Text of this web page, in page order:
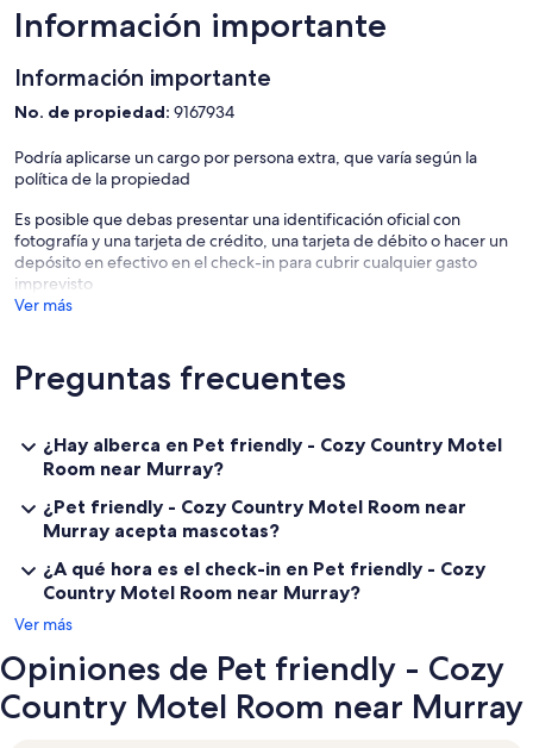
NON SMOKING
Información importante
Información importante
No. de propiedad: 9167934
Podría aplicarse un cargo por persona extra, que varía según la
política de la propiedad
Es posible que debas presentar una identificación oficial con
fotografía y una tarjeta de crédito, una tarjeta de débito o hacer un
depósito en efectivo en el check-in para cubrir cualquier gasto
imprevisto
Ver más
Preguntas frecuentes
¿Hay alberca en Pet friendly - Cozy Country Motel
Room near Murray?
¿Pet friendly - Cozy Country Motel Room near
Murray acepta mascotas?
¿A qué hora es el check-in en Pet friendly - Cozy
Country Motel Room near Murray?
Ver más
Opiniones de Pet friendly - Cozy
Country Motel Room near Murray